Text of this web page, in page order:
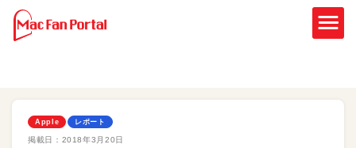
Apple レポート
掲載日： 2018年3月20日